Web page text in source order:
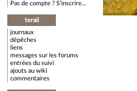
Pas de compte ? S’inscrire…
teraii
journaux
dépêches
liens
messages sur les forums
entrées du suivi
ajouts au wiki
commentaires